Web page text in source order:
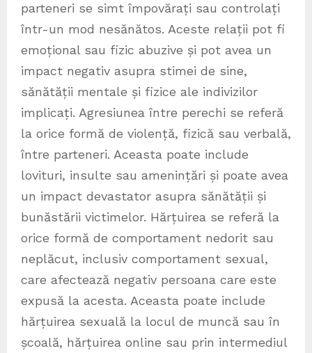
parteneri se simt împovărați sau controlați
într-un mod nesănătos. Aceste relații pot fi
emoțional sau fizic abuzive și pot avea un
impact negativ asupra stimei de sine,
sănătății mentale și fizice ale indivizilor
implicați. Agresiunea între perechi se referă
la orice formă de violență, fizică sau verbală,
între parteneri. Aceasta poate include
lovituri, insulte sau amenințări și poate avea
un impact devastator asupra sănătății și
bunăstării victimelor. Hărțuirea se referă la
orice formă de comportament nedorit sau
neplăcut, inclusiv comportament sexual,
care afectează negativ persoana care este
expusă la acesta. Aceasta poate include
hărțuirea sexuală la locul de muncă sau în
școală, hărțuirea online sau prin intermediul